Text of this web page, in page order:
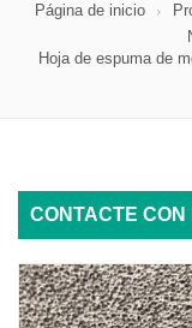
Página de inicio
Hoja de espuma de
CONTACTE CON